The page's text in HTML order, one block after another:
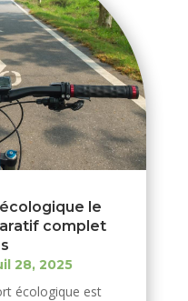
le
complet
28, 2025
écologique est